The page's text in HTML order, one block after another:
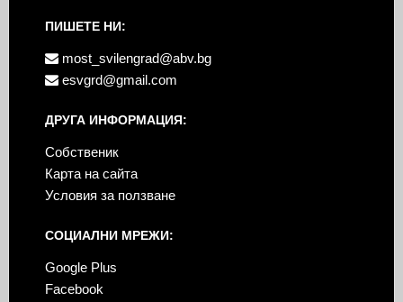
ПИШЕТЕ НИ:
most_svilengrad@abv.bg
esvgrd@gmail.com
ДРУГА ИНФОРМАЦИЯ:
Собственик
Карта на сайта
Условия за ползване
СОЦИАЛНИ МРЕЖИ:
Google Plus
Facebook